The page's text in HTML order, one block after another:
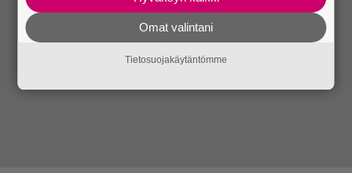
Omat valintani
Tietosuojakäytäntömme